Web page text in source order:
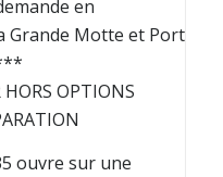
en
Grande Motte et Port
OPTIONS
ouvre sur une